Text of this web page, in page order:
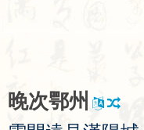
晚次鄂州